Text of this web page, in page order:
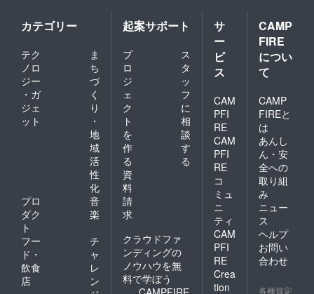
カテゴリー
テク
ノロ
ジー
・ガ
ジェ
ット
ま
ち
づ
く
り
・
地
域
活
性
化
プロ
ダク
ト
音
楽
フー
ド・
飲食
店
チ
ャ
レ
ン
起案サポート
プ
ロ
ジ
ェ
ク
ト
を
作
る
ス
タ
ッ
フ
に
相
談
す
る
資
料
請
求
クラウドファ
ンディングの
ノウハウを無
料で学ぼう
サ
ー
ビ
ス
CAM
PFI
RE
CAM
PFI
RE
コ
ミュ
ニ
ティ
CAM
PFI
RE
Crea
tion
CAMP
FIRE
につい
て
CAMP
FIREと
は
あんし
ん・安
全への
取り組
み
ニュー
ス
ヘルプ
お問い
合わせ
各種規定